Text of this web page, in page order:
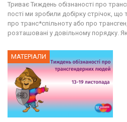
Триває Тиждень обізнаності про
пості ми зробили добірку стрічок,
про транс*спільноту або про
розташовані у довільному порядку.
МАТЕРІАЛИ